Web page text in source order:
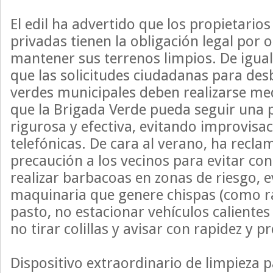
El edil ha advertido que los
privadas tienen la obligación legal por
mantener sus terrenos limpios. De
que las solicitudes ciudadanas para
verdes municipales deben realizarse
que la Brigada Verde pueda seguir una
rigurosa y efectiva, evitando
telefónicas. De cara al verano, ha
precaución a los vecinos para evitar
realizar barbacoas en zonas de riesgo,
maquinaria que genere chispas (como
pasto, no estacionar vehículos
no tirar colillas y avisar con rapidez y
Dispositivo extraordinario de limpieza